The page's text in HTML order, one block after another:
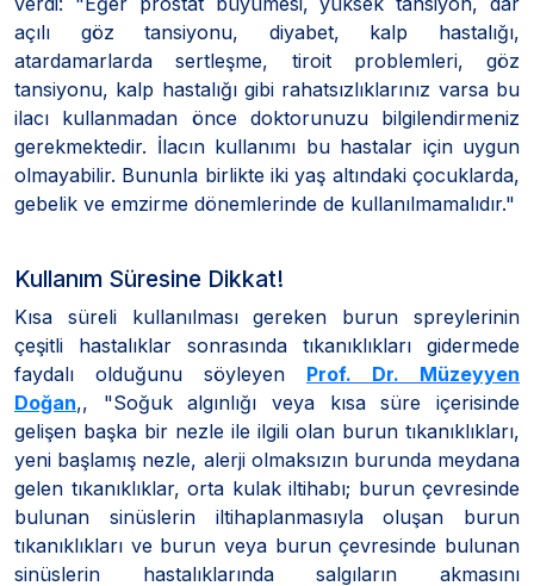
açılı göz tansiyonu, diyabet, kalp hastalığı,
atardamarlarda sertleşme, tiroit problemleri, göz
tansiyonu, kalp hastalığı gibi rahatsızlıklarınız varsa bu
ilacı kullanmadan önce doktorunuzu bilgilendirmeniz
gerekmektedir. İlacın kullanımı bu hastalar için uygun
olmayabilir. Bununla birlikte iki yaş altındaki çocuklarda,
gebelik ve emzirme dönemlerinde de kullanılmamalıdır."
Kullanım Süresine Dikkat!
Kısa süreli kullanılması gereken burun spreylerinin
çeşitli hastalıklar sonrasında tıkanıklıkları gidermede
faydalı olduğunu söyleyen Prof. Dr. Müzeyyen
Doğan,, "Soğuk algınlığı veya kısa süre içerisinde
gelişen başka bir nezle ile ilgili olan burun tıkanıklıkları,
yeni başlamış nezle, alerji olmaksızın burunda meydana
gelen tıkanıklıklar, orta kulak iltihabı; burun çevresinde
bulunan sinüslerin iltihaplanmasıyla oluşan burun
tıkanıklıkları ve burun veya burun çevresinde bulunan
sinüslerin hastalıklarında salgıların akmasını